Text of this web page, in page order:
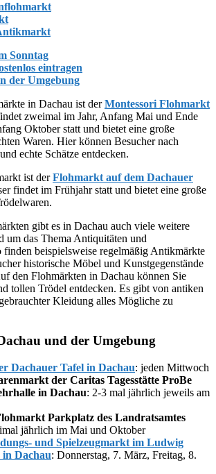
Sonntag
eintragen
der Umgebung
in Dachau ist derMontessori Flohmarkt
zweimal im Jahr, Anfang Mai und Ende
Oktober statt und bietet eine große
Waren. Hier können Besucher nach
echte Schätze entdecken.
ist derFlohmarkt auf dem Dachauer
findet im Frühjahr statt und bietet eine große
gibt es in Dachau auch viele weitere
um das Thema Antiquitäten und
finden beispielsweise regelmäßig Antikmärkte
historische Möbel und Kunstgegenstände
den Flohmärkten in Dachau können Sie
tollen Trödel entdecken. Es gibt von antiken
Kleidung alles Mögliche zu
und der Umgebung
Dachauer Tafel in Dachau: jeden Mittwoch
der Caritas Tagesstätte ProBe
in Dachau: 2-3 mal jährlich jeweils am
Parkplatz des Landratsamtes
jährlich im Mai und Oktober
und Spielzeugmarkt im Ludwig
Dachau: Donnerstag, 7. März, Freitag, 8.